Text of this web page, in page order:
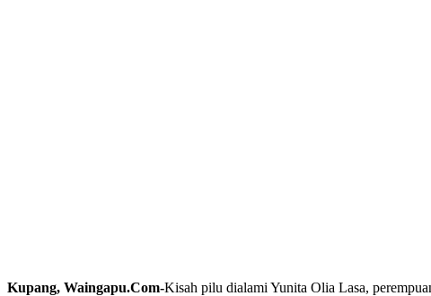
Kupang, Waingapu.Com-Kisah pilu dialami Yunita Olia Lasa,